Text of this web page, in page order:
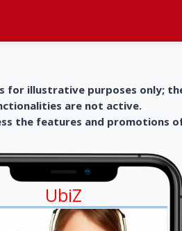
for illustrative purposes only;
are not active.
the features and promotions
UbiZ